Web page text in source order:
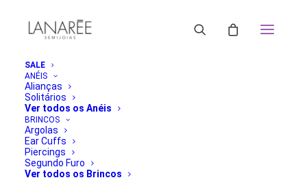
SALE
ANÉIS
Alianças
Solitários
Ver todos os Anéis
BRINCOS
Argolas
Ear Cuffs
Piercings
Segundo Furo
Ver todos os Brincos
ORDENAR POR PREÇO: MAIOR PARA MENOR
ORDENAR POR PREÇO: MENOR PARA MAIOR